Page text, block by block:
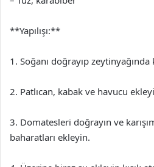
**Yapılışı:**
1. Soğanı doğrayıp
2. Patlıcan, kabak ve havucu
3. Domatesleri doğrayın ve
baharatları ekleyin.